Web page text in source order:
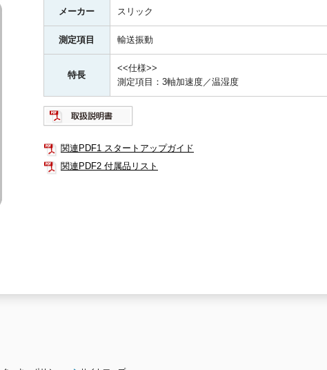
メーカー スリック
測定項目 輸送振動
特長
<<仕様>>
測定項目：3軸加速度／温湿度
関連PDF1 スタートアップガイド
関連PDF2 付属品リスト